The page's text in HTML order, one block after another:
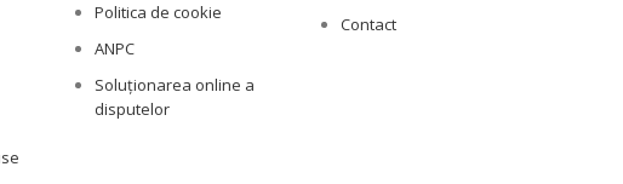
Politica de cookie
ANPC
Soluționarea online a
disputelor
Contact